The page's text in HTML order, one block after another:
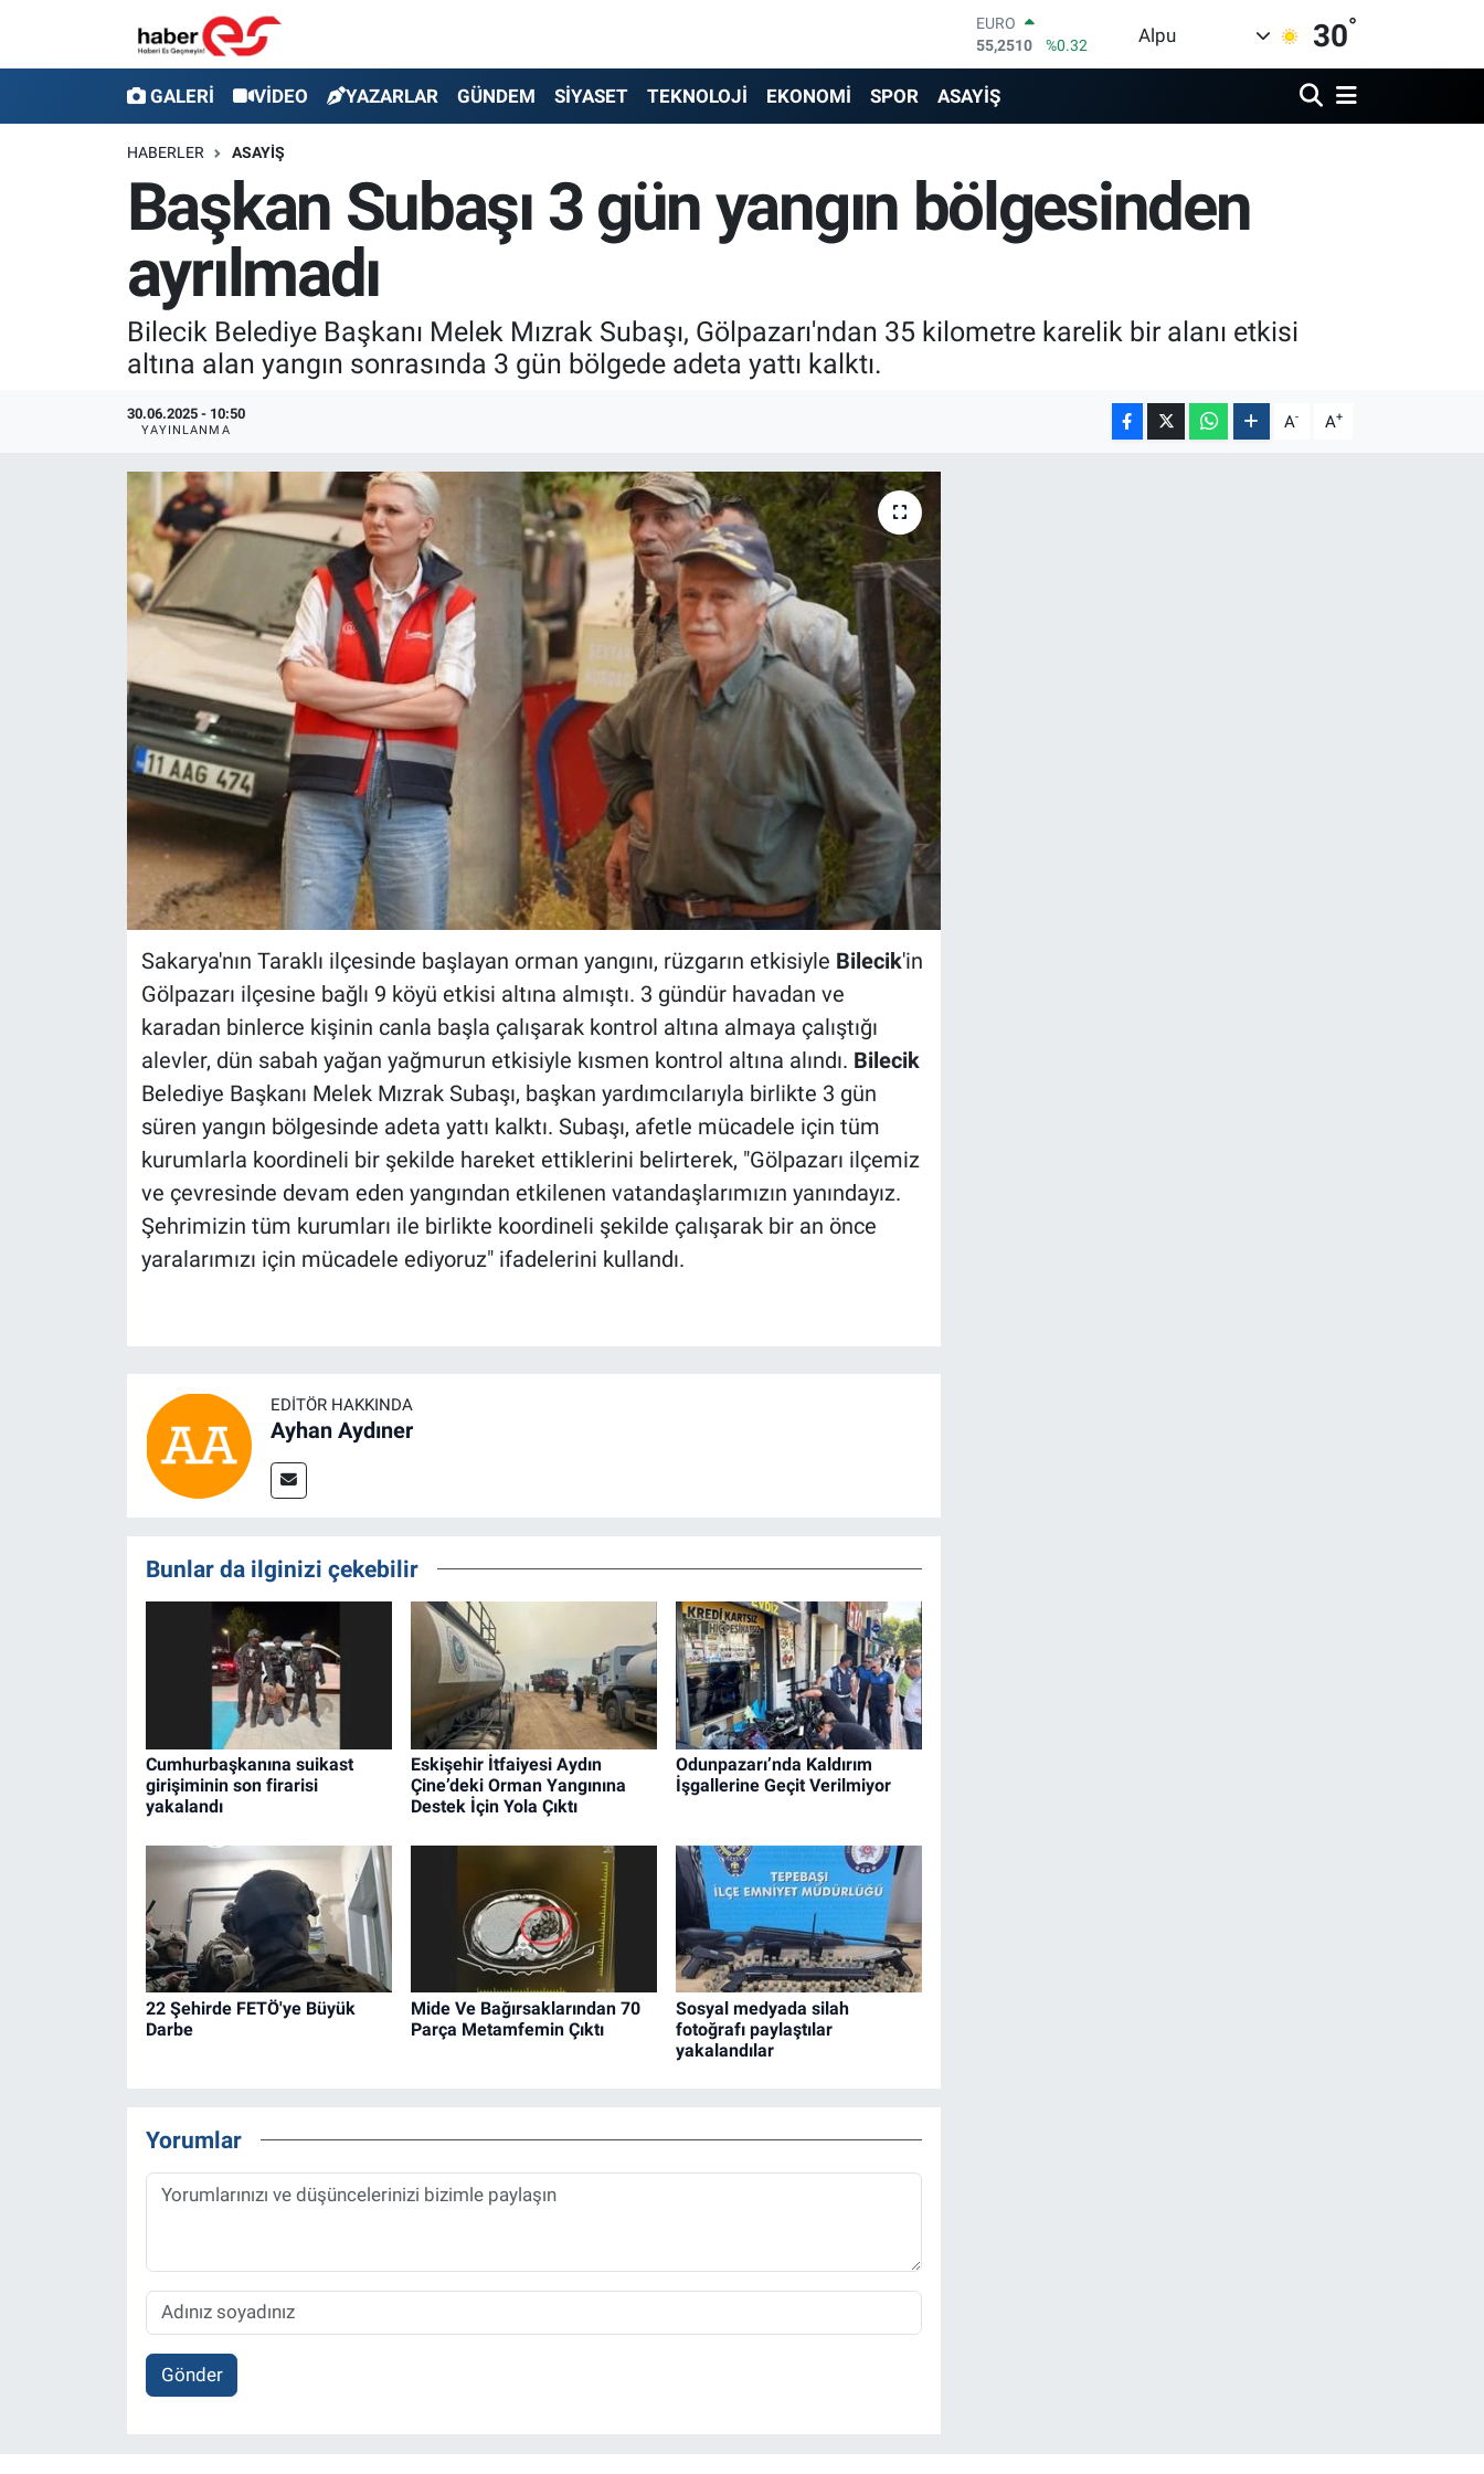
EURO
55,2510
%0.32
STERLİN
64,4811
GRAM ALTIN
13.779
BITCOIN
64.944,08
%-0.18
DOLAR
Alpu 30°
GALERİ VİDEO YAZARLAR GÜNDEM SİYASET TEKNOLOJİ EKONOMİ SPOR ASAYİŞ
HABERLER ASAYİŞ
Başkan Subaşı 3 gün yangın bölgesinden
ayrılmadı
Bilecik Belediye Başkanı Melek Mızrak Subaşı, Gölpazarı'ndan 35 kilometre karelik bir alanı etkisi
altına alan yangın sonrasında 3 gün bölgede adeta yattı kalktı.
30.06.2025 - 10:50
YAYINLANMA A- A+
Sakarya'nın Taraklı ilçesinde başlayan orman yangını, rüzgarın etkisiyle Bilecik'in
Gölpazarı ilçesine bağlı 9 köyü etkisi altına almıştı. 3 gündür havadan ve
karadan binlerce kişinin canla başla çalışarak kontrol altına almaya çalıştığı
alevler, dün sabah yağan yağmurun etkisiyle kısmen kontrol altına alındı. Bilecik
Belediye Başkanı Melek Mızrak Subaşı, başkan yardımcılarıyla birlikte 3 gün
süren yangın bölgesinde adeta yattı kalktı. Subaşı, afetle mücadele için tüm
kurumlarla koordineli bir şekilde hareket ettiklerini belirterek, "Gölpazarı ilçemiz
ve çevresinde devam eden yangından etkilenen vatandaşlarımızın yanındayız.
Şehrimizin tüm kurumları ile birlikte koordineli şekilde çalışarak bir an önce
yaralarımızı için mücadele ediyoruz" ifadelerini kullandı.
EDITÖR HAKKINDA
Ayhan Aydıner
Bunlar da ilginizi çekebilir
Cumhurbaşkanına suikast
girişiminin son firarisi
yakalandı
Eskişehir İtfaiyesi Aydın
Çine’deki Orman Yangınına
Destek İçin Yola Çıktı
Odunpazarı’nda Kaldırım
İşgallerine Geçit Verilmiyor
22 Şehirde FETÖ'ye Büyük
Darbe
Mide Ve Bağırsaklarından 70
Parça Metamfemin Çıktı
Sosyal medyada silah
fotoğrafı paylaştılar
yakalandılar
Yorumlar
Gönder
YAZARLAR
TEKNOLOJİ
EKONOMİ
Eskişehir Nöbetçi Eczaneler
Eskişehir Trafik Yoğunluk Haritası
Süper Lig Puan Durumu ve Fikstür
Tüm Manşetler
Son Dakika Haberleri
Haber Arşivi